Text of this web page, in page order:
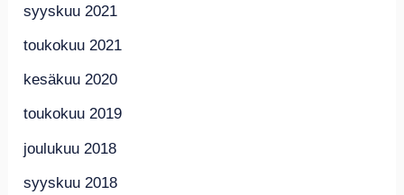
syyskuu 2021
toukokuu 2021
kesäkuu 2020
toukokuu 2019
joulukuu 2018
syyskuu 2018